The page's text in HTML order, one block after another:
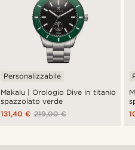
Makalu | Orologio Dive in titanio
spazzolato verde
Personalizzabile
219,00 €
131,40 €